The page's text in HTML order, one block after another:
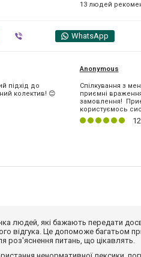
13 людей
WhatsApp
підхід до
колектив! 😊
Anonymous
Спілкування з
приємні
замовлення!
користуємось
12
людей, які бажають передати
відгука. Це допоможе багатьом
роз'яснення питань, що цікавлять.